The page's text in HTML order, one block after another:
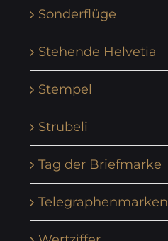
Sonderflüge
Stehende Helvetia
Stempel
Strubeli
Tag der Briefmarke
Telegraphenmarken